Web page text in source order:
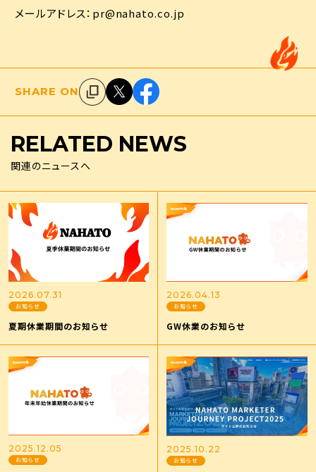
メールアドレス：pr@nahato.co.jp
SHARE ON
RELATED NEWS
関連のニュースへ
2026.07.31
お知らせ
夏期休業期間のお知らせ
2026.04.13
お知らせ
GW休業のお知らせ
2025.12.05
お知らせ
2025.10.22
お知らせ